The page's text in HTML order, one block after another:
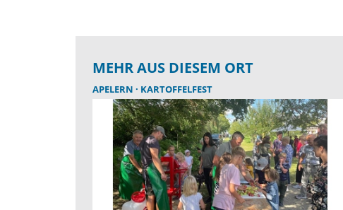
MEHR AUS DIESEM ORT
APELERN KARTOFFELFEST